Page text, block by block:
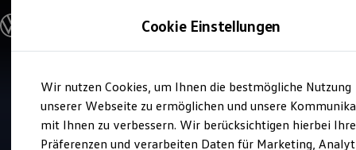
Hauptinhalt
springen
Footer
springen
Modelle & Konfigurator
Nutzfahrzeugkategorien entdecken
Modelle konfigurieren
Vorgängermodelle und Oldtimer
Vorgängermodelle
Oldtimer
Bulli Historie
Service
Autohaus Stöber und
Schmidt
Cookie Einstellungen
Wir nutzen Cookies, um Ihnen die bestmögliche Nutzung
unserer Webseite zu ermöglichen und unsere
mit Ihnen zu verbessern. Wir berücksichtigen hierbei Ihre
Präferenzen und verarbeiten Daten für Marketing,